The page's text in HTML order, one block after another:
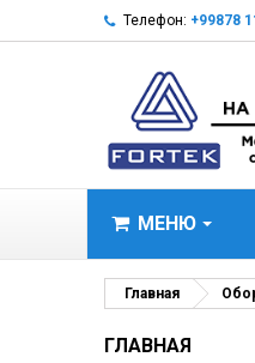
Телефон: +99878
МЕНЮ
Главная
ГЛАВНАЯ